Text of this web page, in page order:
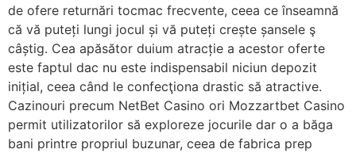
de ofere returnări tocmac frecvente, ceea ce înseamnă
că vă puteți lungi jocul și vă puteți crește șansele ş
câștig. Cea apăsător duium atracție a acestor oferte
este faptul dac nu este indispensabil niciun depozit
inițial, ceea când le confecţiona drastic să atractive.
Cazinouri precum NetBet Casino ori Mozzartbet Casino
permit utilizatorilor să exploreze jocurile dar o a băga
bani printre propriul buzunar, ceea de fabrica prep